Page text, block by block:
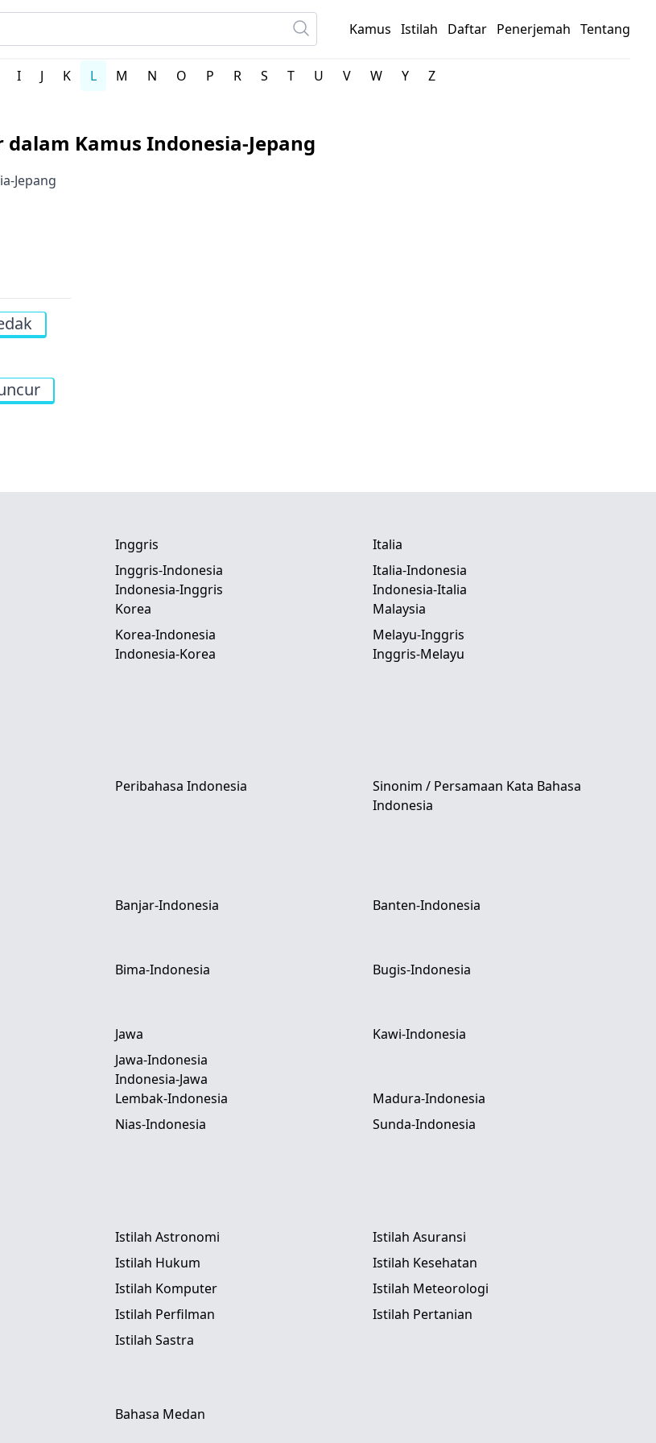
Kamus Istilah Daftar Penerjemah Tentang
I J K L M N O P R S T U V W Y Z
Kamus Indonesia-Jepang
Jepang
Inggris
Inggris-Indonesia
Indonesia-Inggris
Italia
Italia-Indonesia
Indonesia-Italia
Korea
Korea-Indonesia
Indonesia-Korea
Malaysia
Melayu-Inggris
Inggris-Melayu
Peribahasa Indonesia
Sinonim / Persamaan Kata Bahasa
Indonesia
Banjar-Indonesia Banten-Indonesia
Bima-Indonesia Bugis-Indonesia
Jawa
Jawa-Indonesia
Indonesia-Jawa
Kawi-Indonesia
Lembak-Indonesia
Madura-Indonesia
Nias-Indonesia Sunda-Indonesia
Istilah Astronomi
Istilah Asuransi
Istilah Hukum
Istilah Kesehatan
Istilah Komputer
Istilah Meteorologi
Istilah Perfilman
Istilah Pertanian
Istilah Sastra
Bahasa Medan